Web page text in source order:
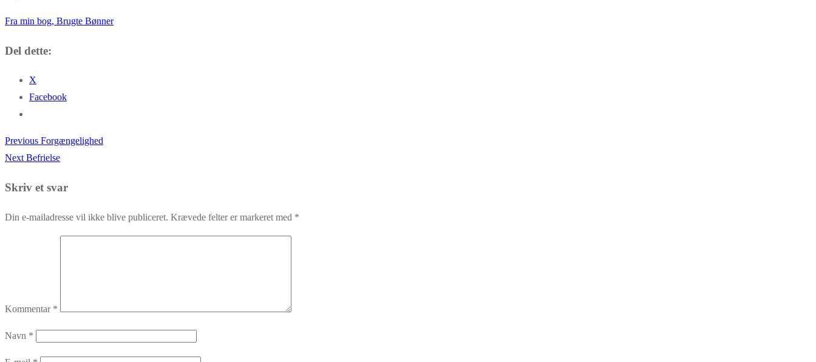
Fra min bog, Brugte Bønner
Del dette:
X
Facebook
Indlægsnavigation
Previous Previous
post:
Forgængelighed
Next Next
Befrielse
Skriv et svar
Din e-mailadresse vil ikke blive publiceret. Krævede felter er markeret med *
Kommentar *
Navn *